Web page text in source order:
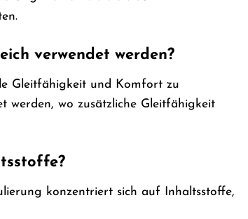
verwendet werden?
Gleitfähigkeit und Komfort zu
werden, wo zusätzliche Gleitfähigkeit
konzentriert sich auf Inhaltsstoffe,